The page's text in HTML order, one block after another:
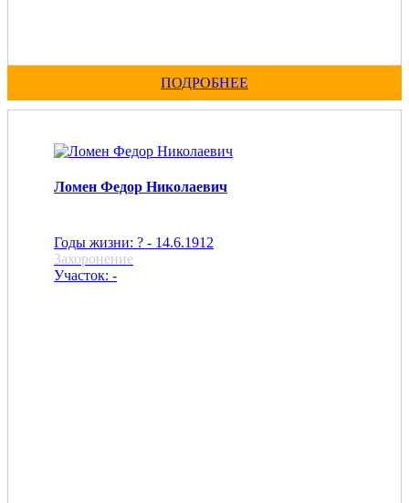
ПОДРОБНЕЕ
Ломен Федор Николаевич
Годы жизни: ? - 14.6.1912
Захоронение
Участок: -